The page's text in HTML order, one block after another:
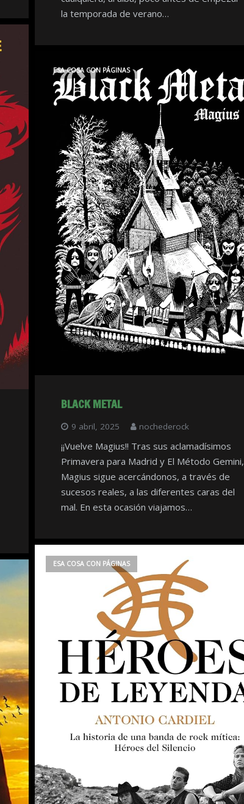
la temporada de verano…
BLACK METAL
9 abril, 2025 nochederock
ESA COSA CON PÁGINAS
¡¡Vuelve Magius!! Tras sus aclamadísimos
Primavera para Madrid y El Método Gemini,
Magius sigue acercándonos, a través de
sucesos reales, a las diferentes caras del
mal. En esta ocasión viajamos…
ESA COSA CON PÁGINAS